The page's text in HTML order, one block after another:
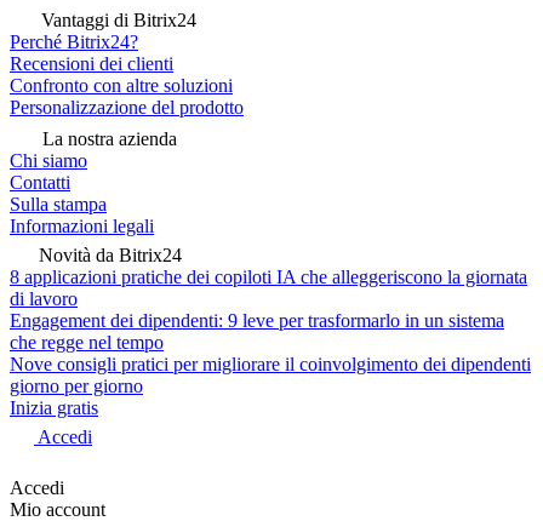
Vantaggi di Bitrix24
Perché Bitrix24?
Recensioni dei clienti
Confronto con altre soluzioni
Personalizzazione del prodotto
La nostra azienda
Chi siamo
Contatti
Sulla stampa
Informazioni legali
Novità da Bitrix24
8 applicazioni pratiche dei copiloti IA che alleggeriscono la giornata
di lavoro
Engagement dei dipendenti: 9 leve per trasformarlo in un sistema
che regge nel tempo
Nove consigli pratici per migliorare il coinvolgimento dei dipendenti
giorno per giorno
Inizia gratis
Accedi
Accedi
Mio account